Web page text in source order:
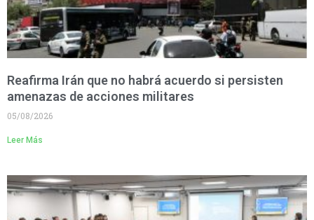
Reafirma Irán que no habrá acuerdo si persisten
amenazas de acciones militares
05/08/2026
Leer Más